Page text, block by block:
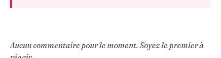
Aucun commentaire pour le moment. Soyez le premier à